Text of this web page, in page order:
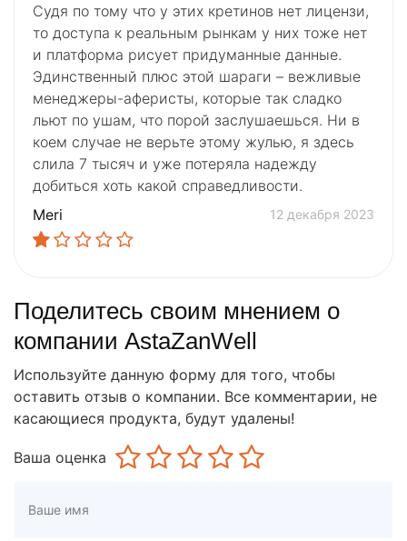
Судя по тому что у этих кретинов нет лицензи,
то доступа к реальным рынкам у них тоже нет
и платформа рисует придуманные данные.
Эдинственный плюс этой шараги – вежливые
менеджеры-аферисты, которые так сладко
льют по ушам, что порой заслушаешься. Ни в
коем случае не верьте этому жулью, я здесь
слила 7 тысяч и уже потеряла надежду
добиться хоть какой справедливости.
Meri
12 декабря 2023
Поделитесь своим мнением о
компании AstaZanWell
Используйте данную форму для того, чтобы
оставить отзыв о компании. Все комментарии, не
касающиеся продукта, будут удалены!
Ваша оценка